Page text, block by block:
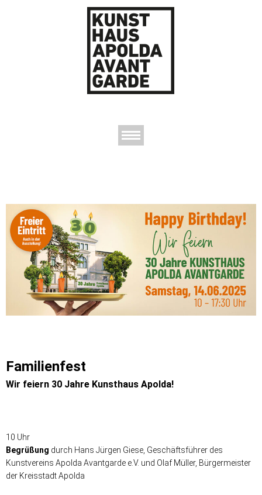
Familienfest
Wir feiern 30 Jahre Kunsthaus Apolda!
10 Uhr
Begrüßung durch Hans Jürgen Giese, Geschäftsführer des
Kunstvereins Apolda Avantgarde e.V. und Olaf Müller, Bürgermeister
der Kreisstadt Apolda